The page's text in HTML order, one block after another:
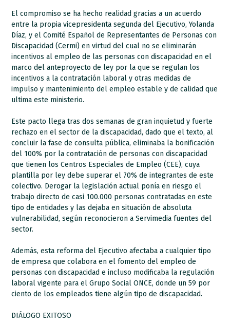
El compromiso se ha hecho realidad gracias a un acuerdo
entre la propia vicepresidenta segunda del Ejecutivo, Yolanda
Díaz, y el Comité Español de Representantes de Personas con
Discapacidad (Cermi) en virtud del cual no se eliminarán
incentivos al empleo de las personas con discapacidad en el
marco del anteproyecto de ley por la que se regulan los
incentivos a la contratación laboral y otras medidas de
impulso y mantenimiento del empleo estable y de calidad que
ultima este ministerio.
Este pacto llega tras dos semanas de gran inquietud y fuerte
rechazo en el sector de la discapacidad, dado que el texto, al
concluir la fase de consulta pública, eliminaba la bonificación
del 100% por la contratación de personas con discapacidad
que tienen los Centros Especiales de Empleo (CEE), cuya
plantilla por ley debe superar el 70% de integrantes de este
colectivo. Derogar la legislación actual ponía en riesgo el
trabajo directo de casi 100.000 personas contratadas en este
tipo de entidades y las dejaba en situación de absoluta
vulnerabilidad, según reconocieron a Servimedia fuentes del
sector.
Además, esta reforma del Ejecutivo afectaba a cualquier tipo
de empresa que colabora en el fomento del empleo de
personas con discapacidad e incluso modificaba la regulación
laboral vigente para el Grupo Social ONCE, donde un 59 por
ciento de los empleados tiene algún tipo de discapacidad.
DIÁLOGO EXITOSO